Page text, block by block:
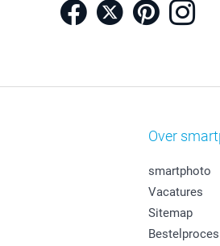
Over
smartphoto
Vacatures
Sitemap
Bestelproces